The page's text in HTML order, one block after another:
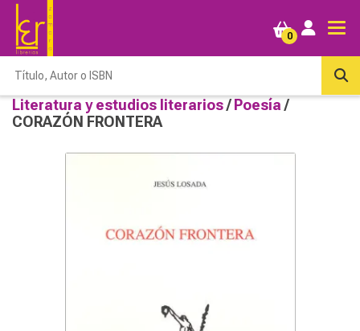
0
Literatura y estudios literarios/ Poesía /
CORAZÓN FRONTERA